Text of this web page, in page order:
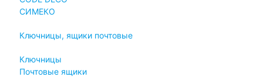
СИМЕКО
Ключницы, ящики почтовые
Ключницы
Почтовые ящики